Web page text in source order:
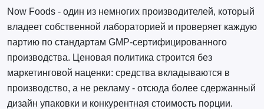
Now Foods - один из немногих производителей, который
владеет собственной лабораторией и проверяет каждую
партию по стандартам GMP-сертифицированного
производства. Ценовая политика строится без
маркетинговой наценки: средства вкладываются в
производство, а не рекламу - отсюда более сдержанный
дизайн упаковки и конкурентная стоимость порции.